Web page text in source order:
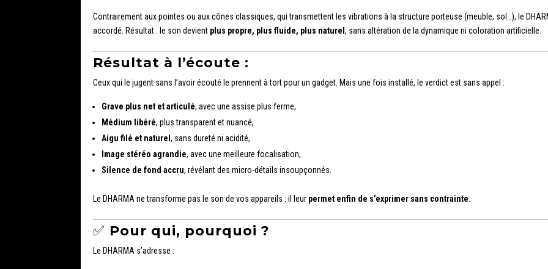
Contrairement aux pointes ou aux cônes classiques, qui transmettent les vibrations à la structure porteuse (meuble, sol…), le
accordé. Résultat : le son devient plus propre, plus fluide, plus naturel , sans altération de la dynamique ni coloration artificielle.
Résultat à l’écoute :
Ceux qui le jugent sans l’avoir écouté le prennent à tort pour un gadget. Mais une fois installé, le verdict est sans appel :
Grave plus net et articulé, avec une assise plus ferme,
Médium libéré, plus transparent et nuancé,
Aigu filé et naturel , sans dureté ni acidité,
Image stéréo agrandie, avec une meilleure focalisation,
Silence de fond accru, révélant des micro-détails insoupçonnés.
Le DHARMA ne transforme pas le son de vos appareils : il leur permet enfin de s’exprimer sans contrainte.
✅ Pour qui, pourquoi ?
Le DHARMA s’adresse :